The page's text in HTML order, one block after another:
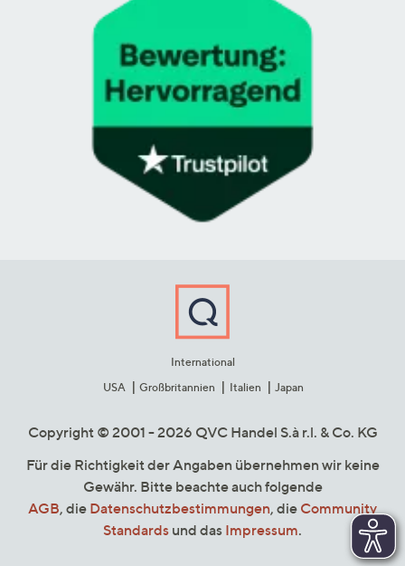
International
USA
Großbritannien Italien Japan
Copyright © 2001 - 2026 QVC Handel S.à r.l. & Co. KG
Für die Richtigkeit der Angaben übernehmen wir keine
Gewähr. Bitte beachte auch folgende
AGB, die Datenschutzbestimmungen, die Community
Standards und das Impressum.